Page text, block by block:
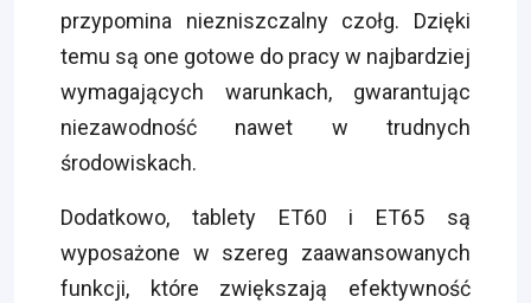
przypomina niezniszczalny czołg. Dzięki
temu są one gotowe do pracy w najbardziej
wymagających warunkach, gwarantując
niezawodność nawet w trudnych
środowiskach.
Dodatkowo, tablety ET60 i ET65 są
wyposażone w szereg zaawansowanych
funkcji, które zwiększają efektywność